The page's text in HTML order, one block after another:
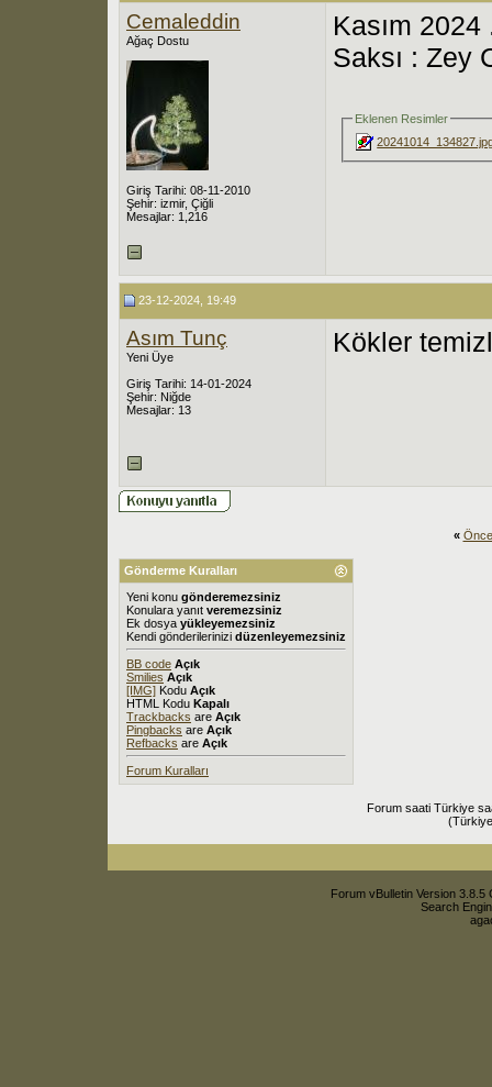
Cemaleddin
Ağaç Dostu
Giriş Tarihi: 08-11-2010
Şehir: izmir, Çiğli
Mesajlar: 1,216
Kasım
Saksı : Zey
Eklenen Resimler
23-12-2024, 19:49
Asım Tunç
Yeni Üye
Giriş Tarihi: 14-01-2024
Şehir: Niğde
Mesajlar: 13
Kökler
«
Gönderme Kuralları
Yeni konu gönderemezsiniz
Konulara yanıt veremezsiniz
Ek dosya yükleyemezsiniz
Kendi gönderilerinizi düzenleyemezsiniz
BB code Açık
Smilies Açık
[IMG] Kodu Açık
HTML Kodu Kapalı
Trackbacks are Açık
Pingbacks are Açık
Refbacks are Açık
Forum Kuralları
Forum saati Türkiye
Forum vBulletin Version
Search